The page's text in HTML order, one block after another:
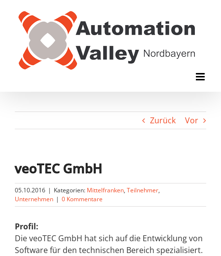
Inhalt
springen
Zurück Vor
veoTEC GmbH
05.10.2016 | Kategorien: Mittelfranken, Teilnehmer,
Unternehmen | 0 Kommentare
Profil:
Die veoTEC GmbH hat sich auf die Entwicklung von
Software für den technischen Bereich spezialisiert.